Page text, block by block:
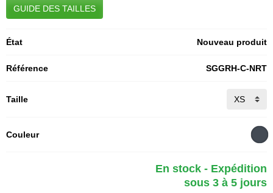
GUIDE DES TAILLES
État Nouveau produit
Référence SGGRH-C-NRT
Taille
Couleur
En stock - Expédition
sous 3 à 5 jours